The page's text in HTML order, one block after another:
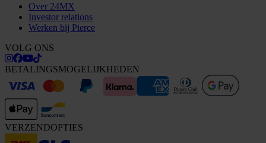
Over 24MX
Investor relations
Werken bij Pierce
VOLG ONS
BETALINGSMOGELIJKHEDEN
VERZENDOPTIES